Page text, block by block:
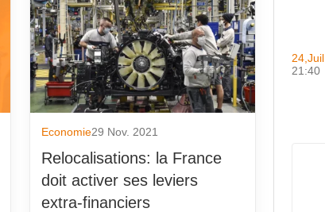
mars 2013
février 2013
janvier 2013
décembre 2012
novembre 2012
octobre 2012
septembre 2012
Economie29 Nov. 2021
Relocalisations: la France
doit activer ses leviers
extra-financiers
24,Juil
21:40